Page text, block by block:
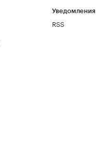
Уведомления
RSS